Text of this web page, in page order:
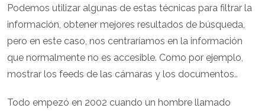
Podemos utilizar algunas de estas técnicas para filtrar la
información, obtener mejores resultados de búsqueda,
pero en este caso, nos centraríamos en la información
que normalmente no es accesible. Como por ejemplo,
mostrar los feeds de las cámaras y los documentos..
Todo empezó en 2002 cuando un hombre llamado